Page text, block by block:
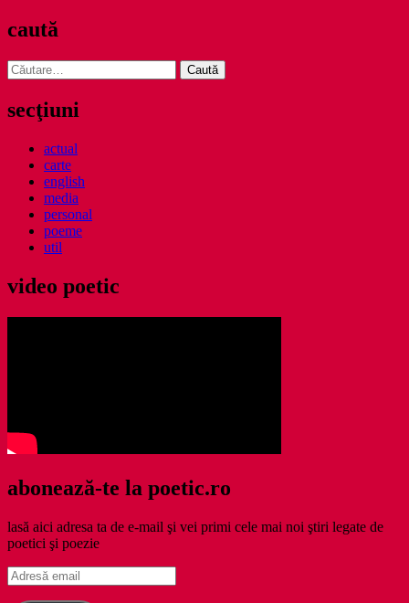
caută
Caută
după:
secţiuni
actual
carte
english
media
personal
poeme
util
video poetic
abonează-te la poetic.ro
lasă aici adresa ta de e-mail şi vei primi cele mai noi ştiri legate de
poetici şi poezie
Adresă
email